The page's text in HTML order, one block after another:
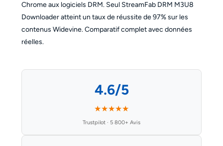
Chrome aux logiciels DRM. Seul StreamFab DRM M3U8
Downloader atteint un taux de réussite de 97% sur les
contenus Widevine. Comparatif complet avec données
réelles.
4.6/5
★★★★★
Trustpilot · 5 800+ Avis